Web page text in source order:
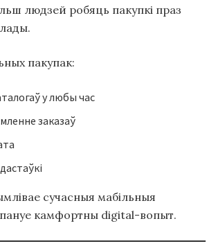
людзей робяць пакупкі праз
пакупак:
у любы час
заказаў
сучасныя мабільныя
камфортны digital-вопыт.